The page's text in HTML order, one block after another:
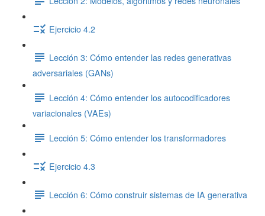
Ejercicio 4.2
Lección 3: Cómo entender las redes generativas
adversariales (GANs)
Lección 4: Cómo entender los autocodificadores
variacionales (VAEs)
Lección 5: Cómo entender los transformadores
Ejercicio 4.3
Lección 6: Cómo construir sistemas de IA generativa